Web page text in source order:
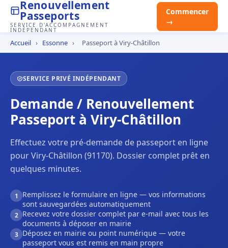
Renouvellement
Passeports
SERVICE D'ACCOMPAGNEMENT
INDÉPENDANT
Commencer
→
Accueil › Essonne › Passeport à Viry-Châtillon
SERVICE PRIVÉ INDÉPENDANT
Demande / Renouvellement
Passeport à Viry-Châtillon
Effectuez votre pré-demande de passeport en ligne
pour Viry-Châtillon (91170). Dossier complet prêt en
quelques minutes.
1
Remplissez le formulaire en ligne — vos informations
sont sauvegardées automatiquement
2 Recevez votre dossier complet par e-mail avec tous les
documents à déposer en mairie
3 Déposez en mairie ou point numérique — votre
passeport vous est remis en main propre